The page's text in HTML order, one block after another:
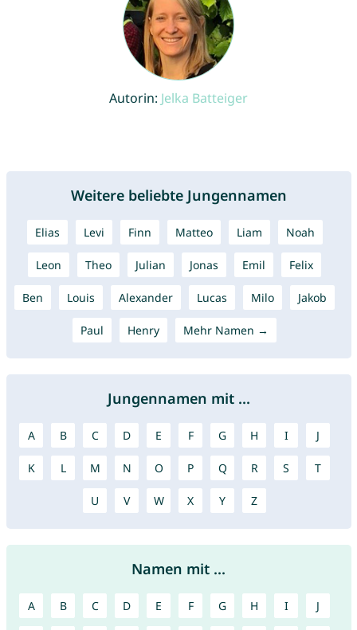
Autorin: Jelka Batteiger
Weitere beliebte Jungennamen
Elias Levi Finn Matteo Liam Noah
Leon Theo Julian Jonas Emil Felix
Ben Louis Alexander Lucas Milo Jakob
Paul Henry Mehr Namen →
Jungennamen mit ...
A B C D E F G H I J
K L M N O P Q R S T
U V W X Y Z
Namen mit ...
A B C D E F G H I J